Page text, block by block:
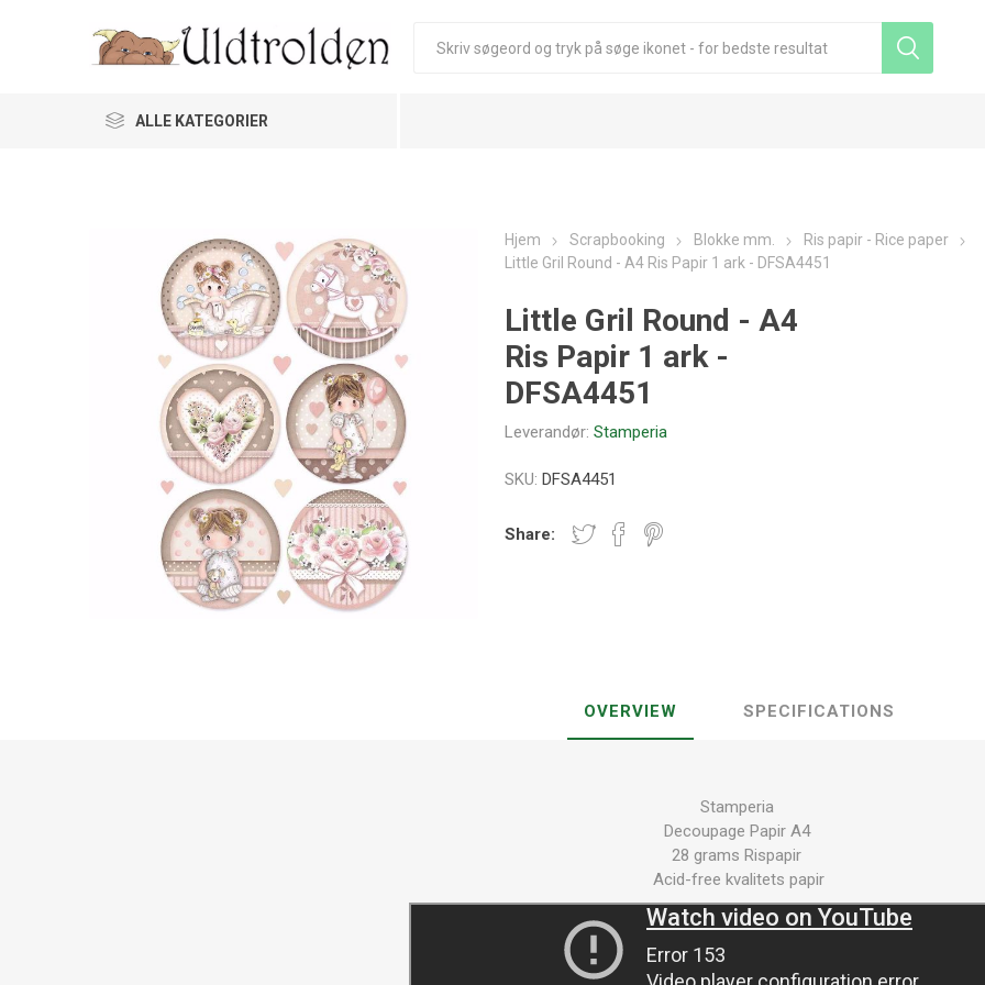
ALLE KATEGORIER
Hjem Scrapbooking Blokke mm.
Ris papir - Rice paper
Little Gril Round - A4 Ris Papir 1 ark - DFSA4451
Little Gril Round - A4
Ris Papir 1 ark -
DFSA4451
Leverandør: Stamperia
SKU: DFSA4451
Share:
OVERVIEW SPECIFICATIONS
Stamperia
Decoupage Papir A4
28 grams Rispapir
Acid-free kvalitets papir